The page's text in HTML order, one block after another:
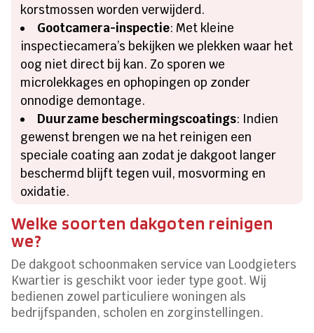
korstmossen worden verwijderd.
Gootcamera-inspectie: Met kleine
inspectiecamera’s bekijken we plekken waar het
oog niet direct bij kan. Zo sporen we
microlekkages en ophopingen op zonder
onnodige demontage.
Duurzame beschermingscoatings: Indien
gewenst brengen we na het reinigen een
speciale coating aan zodat je dakgoot langer
beschermd blijft tegen vuil, mosvorming en
oxidatie.
Welke soorten dakgoten reinigen
we?
De dakgoot schoonmaken service van Loodgieters
Kwartier is geschikt voor ieder type goot. Wij
bedienen zowel particuliere woningen als
bedrijfspanden, scholen en zorginstellingen.